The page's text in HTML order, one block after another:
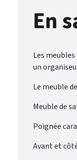
En
Les
un
Le meuble
Meuble de
Poignée
Avant et